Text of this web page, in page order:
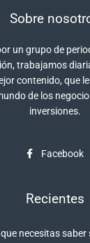
Sobre
un grupo de
trabajamos
contenido, que
de los
inversiones.
Facebook
Recientes
necesitas